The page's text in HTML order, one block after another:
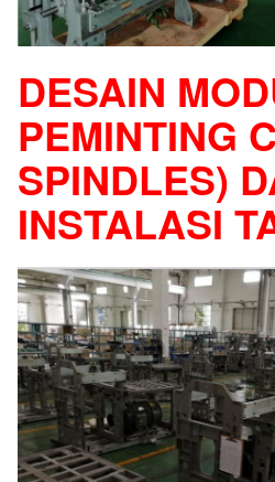
DESAIN
PEMINTING
SPINDLES)
INSTALASI